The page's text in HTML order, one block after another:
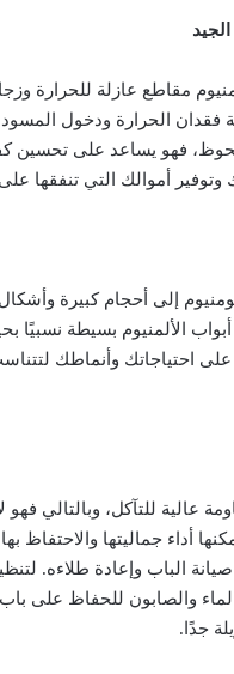
مقاطع عازلة للحرارة
فقدان الحرارة ودخول
فهو يساعد على تحسين
أموالك التي تنفقها
إلى أحجام كبيرة
أبواب الألمنيوم بسيطة
على احتياجاتك وأنماطك
عالية للتآكل، وبالتالي فهو
أداء جماليتها والاحتفاظ
الباب وإعادة طلاءه.
والصابون للحفاظ على
جدًا.